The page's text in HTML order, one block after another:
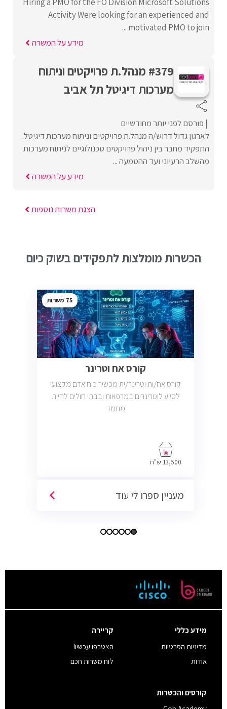
Activity Were looking for an experienced and
motivated PMO to join ...
מידע על המשרה
#379 מנהל.ת פרויקטים וניתוח
מערכות דיגיטל תל אביב
פורסם לפני יותר מחודשיים
לארגון גדול דרוש/ה מנהל.ת פרויקטים וניתוח מערכות דיגיטל.
התפקיד מחבר בין ניהול פרויקטים טכנולוגיים לניתוח מערכות
מהשלב הרעיוני ועד ההטמעה ...
מידע על המשרה
הצגת משרות נוספות
הכשרות מומלצות לתפקידים בשוק כיום
75
קורס אח וטרינר
קורס אח/ות וטרינר/ית מכשיר כוח אדם מקצועי
לסיוע לוטרינרים במרפאות ובבתי חולים לחיות
מחמד
13,500 ש"ח
מעניין ספרו לי עוד
מידע כללי
מדיניות הפרטיות
אודות
קריירה
הצטרפו עכשיו!
לוח משרות חכם
קורסים והכשרות